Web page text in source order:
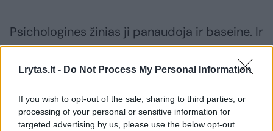
Lrytas.lt - Do Not Process My Personal Information
If you wish to opt-out of the sale, sharing to third parties, or
processing of your personal or sensitive information for
targeted advertising by us, please use the below opt-out
Psichologines žinias ji panaudoja ir baseine. Ir
net jei ruošiantis varžyboms kaip ir visi
išgyvena didžiulį emocijų spektrą, susiduria
sugeba mobilizuotis, – o tai neabejotinai
padeda pasiekti ir aukštesnių sportinių